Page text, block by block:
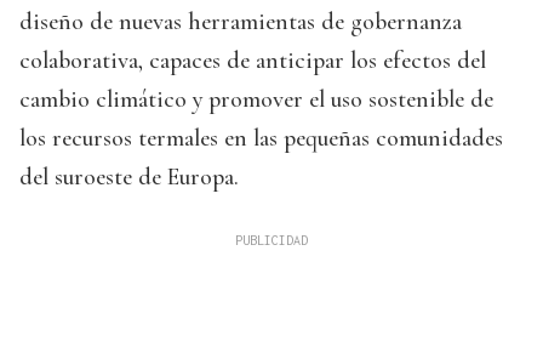
diseño de nuevas herramientas de gobernanza
colaborativa, capaces de anticipar los efectos del
cambio climático y promover el uso sostenible de
los recursos termales en las pequeñas comunidades
del suroeste de Europa.